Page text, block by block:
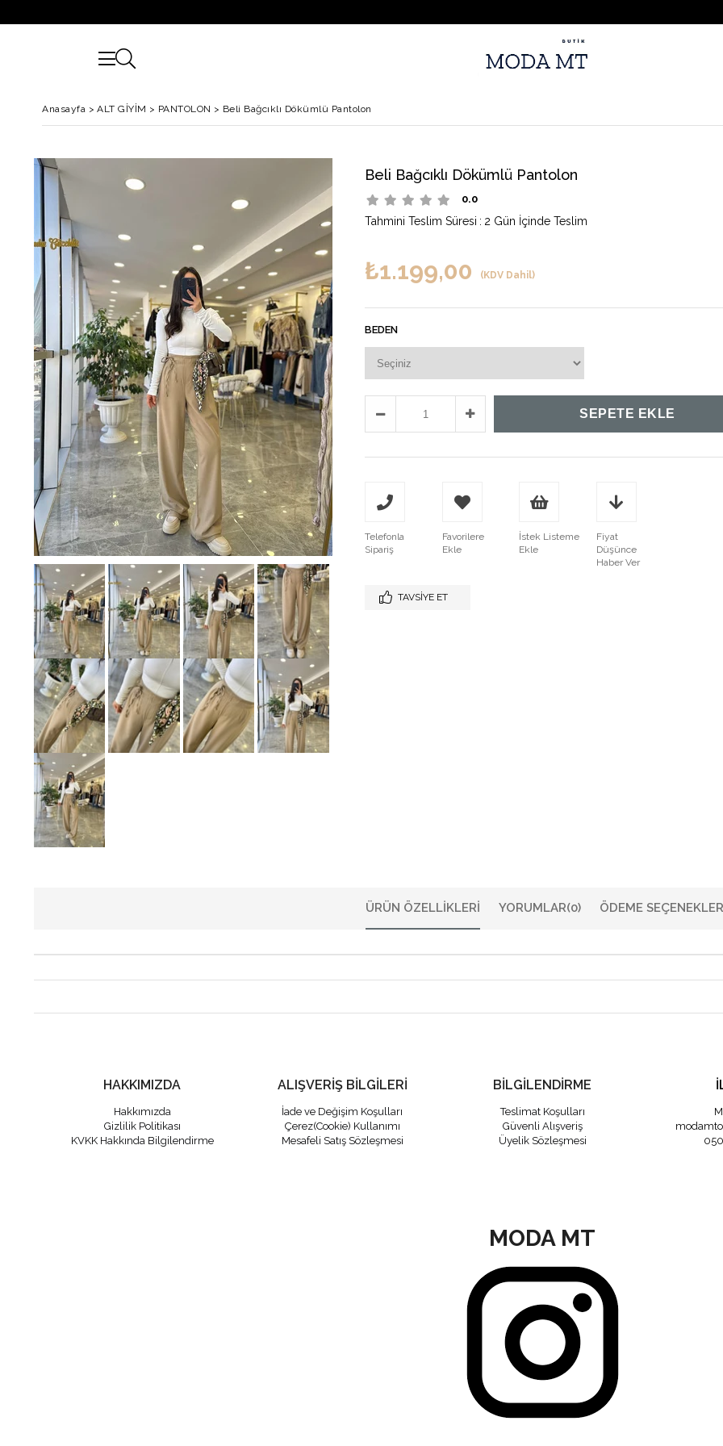
Anasayfa > ALT GİYİM > PANTOLON > Beli Bağcıklı Dökümlü Pantolon
Beli Bağcıklı Dökümlü Pantolon
0.0
Tahmini Teslim Süresi : 2 Gün İçinde Teslim
₺1.199,00 (KDV Dahil)
BEDEN
Telefonla
Sipariş
Favorilere
Ekle
İstek Listeme
Ekle
Fiyat
Düşünce
Haber Ver
TAVSIYE ET
ÜRÜN ÖZELLIKLERI YORUMLAR(0) ÖDEME
HAKKIMIZDA
Hakkımızda
Gizlilik Politikası
KVKK Hakkında Bilgilendirme
ALIŞVERİŞ BİLGİLERİ
İade ve Değişim Koşulları
Çerez(Cookie) Kullanımı
Mesafeli Satış Sözleşmesi
BİLGİLENDİRME
Teslimat Koşulları
Güvenli Alışveriş
Üyelik Sözleşmesi
MODA MT